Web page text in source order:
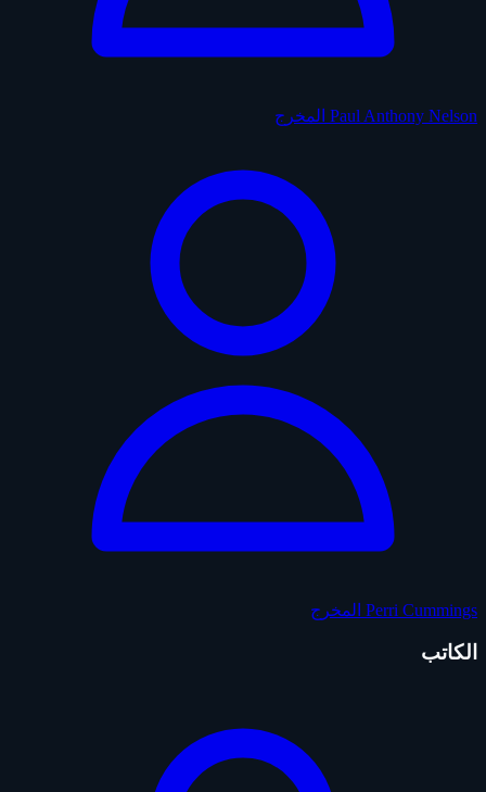
Paul Anthony Nelson المخرج
Perri Cummings المخرج
الكاتب